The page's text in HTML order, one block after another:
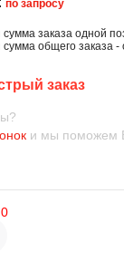
по запросу
заказа одной
общего заказа -
заказ
и мы поможем
0